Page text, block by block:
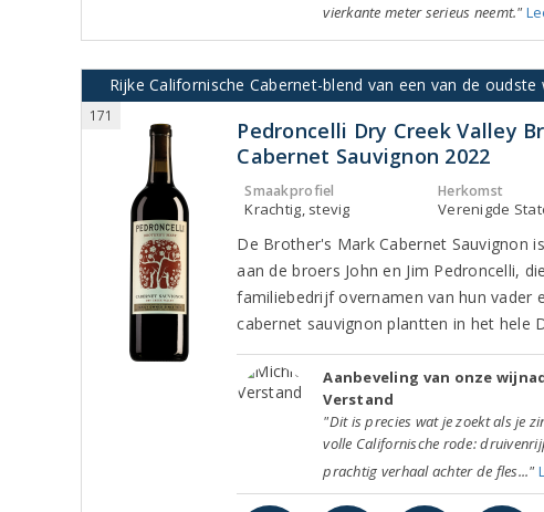
vierkante meter serieus neemt."
Rijke Californische Cabernet-blend van een van de
171
Pedroncelli Dry Creek Valley
Cabernet Sauvignon 2022
Smaakprofiel
Krachtig, stevig
Herkomst
Verenigde
De Brother's Mark Cabernet Sauvignon
aan de broers John en Jim Pedroncelli,
familiebedrijf overnamen van hun vader
cabernet sauvignon plantten in het hele
Aanbeveling van onze
Verstand
"Dit is precies wat je zoekt als je
volle Californische rode:
prachtig verhaal achter de fles..."